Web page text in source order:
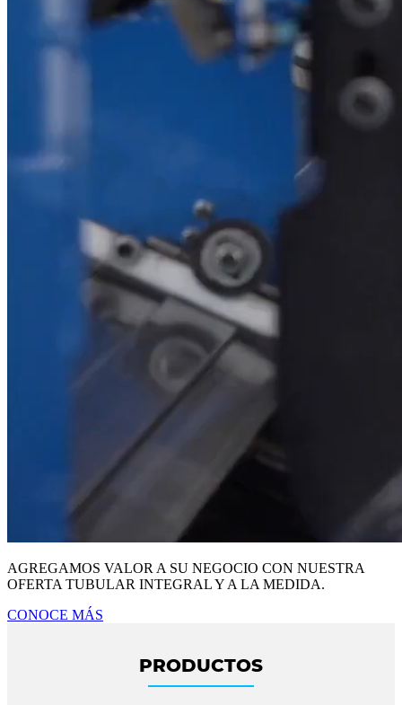
AGREGAMOS VALOR A SU NEGOCIO CON NUESTRA
OFERTA TUBULAR INTEGRAL Y A LA MEDIDA.
CONOCE MÁS
PRODUCTOS